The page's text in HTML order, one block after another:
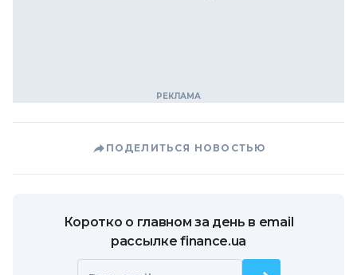
ПОДЕЛИТЬСЯ НОВОСТЬЮ
Коротко о главном за день в email
рассылке finance.ua